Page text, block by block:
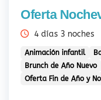
Oferta
4 días 3 noches
Animación infantil
Brunch de Año Nuevo
Oferta Fin de Año y